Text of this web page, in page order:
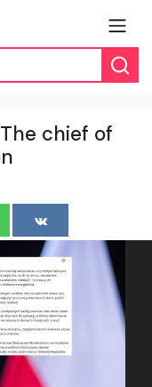
chief of